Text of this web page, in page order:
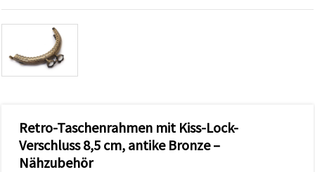
Datenverkehr
sowie
relevantere
Unterstützung
Partner für
Analyse
Retro-Taschenrahmen mit Kiss-Lock-
Verschluss 8,5 cm, antike Bronze –
Nähzubehör